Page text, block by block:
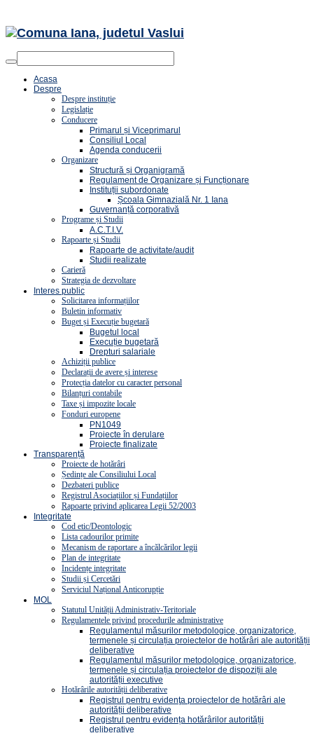
Acasa
Despre
Despre instituție
Legislație
Conducere
Primarul și Viceprimarul
Consiliul Local
Agenda conducerii
Organizare
Structură și Organigramă
Regulament de Organizare și Funcționare
Instituții subordonate
Școala Gimnazială Nr. 1 Iana
Guvernanță corporativă
Programe și Studii
A.C.T.I.V.
Rapoarte și Studii
Rapoarte de activitate/audit
Studii realizate
Carieră
Strategia de dezvoltare
Interes public
Solicitarea informațiilor
Buletin informativ
Buget și Execuție bugetară
Bugetul local
Execuție bugetară
Drepturi salariale
Achiziții publice
Declarații de avere și interese
Protecția datelor cu caracter personal
Bilanțuri contabile
Taxe și impozite locale
Fonduri europene
PN1049
Proiecte în derulare
Proiecte finalizate
Transparență
Proiecte de hotărâri
Ședințe ale Consiliului Local
Dezbateri publice
Registrul Asociațiilor și Fundațiilor
Rapoarte privind aplicarea Legii 52/2003
Integritate
Cod etic/Deontologic
Lista cadourilor primite
Mecanism de raportare a încălcărilor legii
Plan de integritate
Incidențe integritate
Studii și Cercetări
Serviciul Național Anticorupție
MOL
Statutul Unității Administrativ-Teritoriale
Regulamentele privind procedurile administrative
Regulamentul măsurilor metodologice, organizatorice,
termenele și circulația proiectelor de hotărâri ale autorității
deliberative
Regulamentul măsurilor metodologice, organizatorice,
termenele și circulația proiectelor de dispoziții ale
autorității executive
Hotărârile autorității deliberative
Registrul pentru evidenţa proiectelor de hotărâri ale
autorității deliberative
Registrul pentru evidența hotărârilor autorității
deliberative